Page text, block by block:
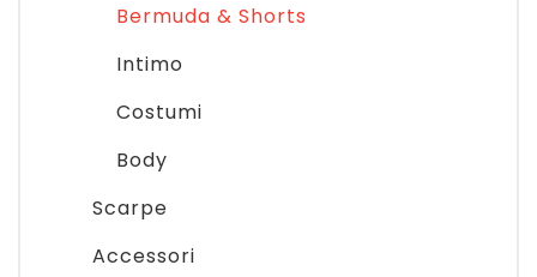
Bermuda & Shorts
Intimo
Costumi
Body
Scarpe
Accessori